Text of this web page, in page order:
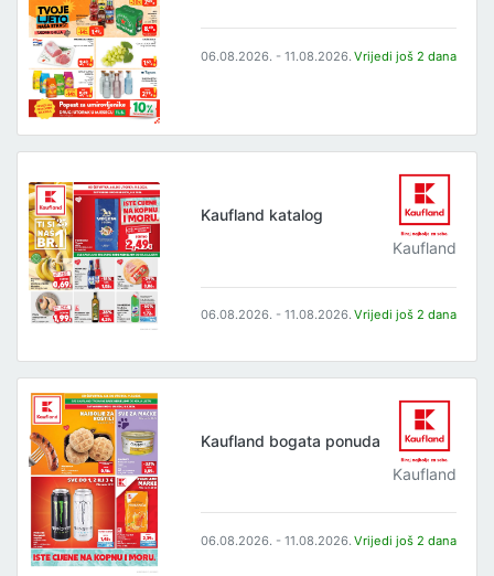
06.08.2026. - 11.08.2026. Vrijedi još 2 dana
Kaufland katalog
Kaufland
06.08.2026. - 11.08.2026. Vrijedi još 2 dana
Kaufland bogata ponuda
Kaufland
06.08.2026. - 11.08.2026. Vrijedi još 2 dana